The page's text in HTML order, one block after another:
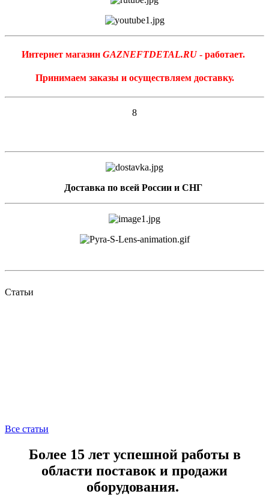
Интернет магазин GAZNEFTDETAL.RU- работает.
Принимаем заказы и осуществляем доставку.
8
Доставка по всей России и СНГ
Статьи
Все статьи
Более 15 лет успешной работы в
области поставок и продажи
оборудования.